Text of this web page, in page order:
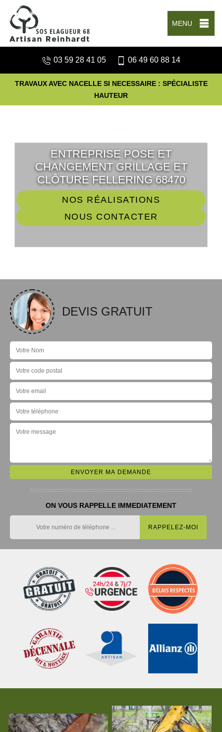
MENU
03 59 28 41 05 06 49 60 88 14
TRAVAUX AVEC NACELLE SI NECESSAIRE : SPÉCIALISTE
HAUTEUR
ENTREPRISE POSE ET
CHANGEMENT GRILLAGE ET
CLÔTURE FELLERING 68470
NOS RÉALISATIONS
NOUS CONTACTER
DEVIS GRATUIT
ON VOUS RAPPELLE IMMEDIATEMENT